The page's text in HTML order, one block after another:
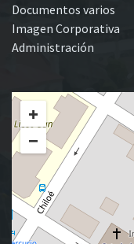
Documentos varios
Imagen Corporativa
Administración
+
−